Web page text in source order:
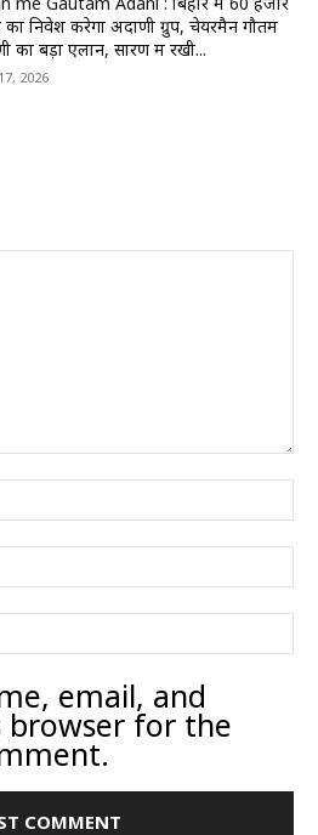
का निवेश करेगा अदाणी ग्रुप, चेयरमैन गौतम
का बड़ा एलान, सारण में रखी...
2026
email, and
browser for the